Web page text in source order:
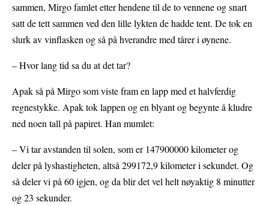
sammen, Mirgo famlet etter hendene til de to vennene og snart
satt de tett sammen ved den lille lykten de hadde tent. De tok en
slurk av vinflasken og så på hverandre med tårer i øynene.
– Hvor lang tid sa du at det tar?
Apak så på Mirgo som viste fram en lapp med et halvferdig
regnestykke. Apak tok lappen og en blyant og begynte å kludre
ned noen tall på papiret. Han mumlet:
– Vi tar avstanden til solen, som er 147900000 kilometer og
deler på lyshastigheten, altså 299172,9 kilometer i sekundet. Og
så deler vi på 60 igjen, og da blir det vel helt nøyaktig 8 minutter
og 23 sekunder.